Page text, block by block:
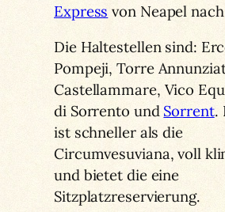
Express von Neapel
Die Haltestellen sind:
Pompeji, Torre
Castellammare, Vico
di Sorrento und Sorrent.
ist schneller als die
Circumvesuviana, voll
und bietet die eine
Sitzplatzreservierung.